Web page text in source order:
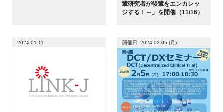
輩研究者が後輩をエンカレッ
ジする！～」を開催（11/16）
2024.01.11 開催日: 2024.02.05 (月)